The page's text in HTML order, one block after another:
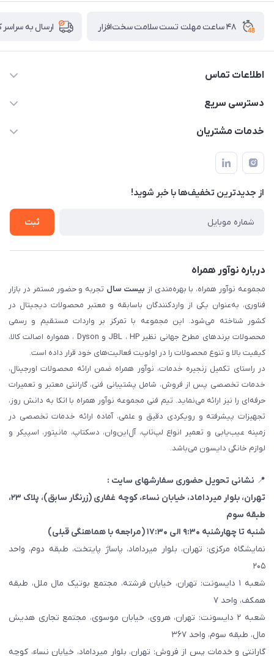
۴۸ ساعت مهلت تست سلامت سخت‌افزار ارسال به
اطلاعات تماس
02122913967
۲۳، طبقه سوم
دسترسی سریع
لیست محصولات
حساب کاربری
تماس با ما
خدمات مشتریان
قوانین و مقررات
حریم خصوصی
شرایط گارانتی
ثبت شکایت
از جدید‌ترین تخفیف‌ها با‌ خبر شوید!
ثبت
درباره نوآور همراه
مجموعه نوآور همراه، با بهره‌مندی از بیست سال تجربه و حضور مستمر در بازار
فناوری، به‌عنوان یکی از واردکنندگان باسابقه و معتبر محصولات دیجیتال در
کشور شناخته می‌شود. این مجموعه با تمرکز بر واردات مستقیم و رسمی
محصولات برندهای مطرح جهانی نظیر JBL ، HP و Dyson ، همواره اصالت کالا،
کیفیت بالا و تنوع محصولات را در اولویت فعالیت‌های خود قرار داده است.
در راستای تکمیل زنجیره خدمات، نوآور همراه ضمن ارائه محصولات اورجینال،
خدمات تخصصی پس از فروش، شامل پشتیبانی فنی، گارانتی معتبر و تعمیرات
حرفه‌ای را نیز ارائه می‌نماید. تیم فنی مجموعه نوآور همراه با اتکا به دانش روز،
تجهیزات پیشرفته و رویکردی دقیق و علمی، آماده ارائه خدمات تخصصی در
زمینه عیب‌یابی و تعمیر انواع لپ‌تاپ، آل‌این‌وان، دسکتاپ، مانیتور، اسپیکر و
لوازم خانگی دایسون می‌باشد.
📍 نشانی تحویل حضوری سفارشهای سایت :
تهران، بلوار میرداماد، خیابان نساء، کوچه غفاری (زرنگار سابق)
، پلاک ۲۳،
طبقه سوم
شنبه تا چهارشنبه ۹:۳۰ الی ۱۷:۳۰ (مراجعه با هماهنگی قبلی)
نمایشگاه مرکزی: تهران، بلوار میرداماد، پاساژ پایتخت، طبقه دوم، واحد
۲۰۵
شعبه ۱ دایسونت: تهران، خیابان فرشته، مجتمع بوتیک مال ملل، طبقه
همکف، واحد ۷
شعبه ۲ دایسونت: تهران، هروی، خیابان موسوی، مجتمع تجاری هدیش
مال، طبقه سوم، واحد ۳۶۷
گارانتی و خدمات پس از فروش: تهران، بلوار میرداماد، خیابان نساء، کوچه